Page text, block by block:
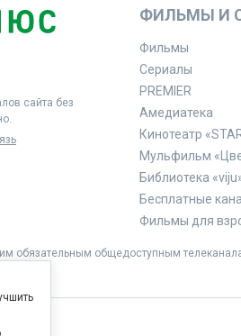
сайта без
ФИЛЬМЫ И
Фильмы
Сериалы
PREMIER
Амедиатека
Кинотеатр
Мульфильм
Библиотека
Бесплатные
Фильмы для
обязательным общедоступным